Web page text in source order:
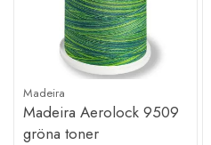
Madeira
Madeira Aerolock 9509
gröna toner